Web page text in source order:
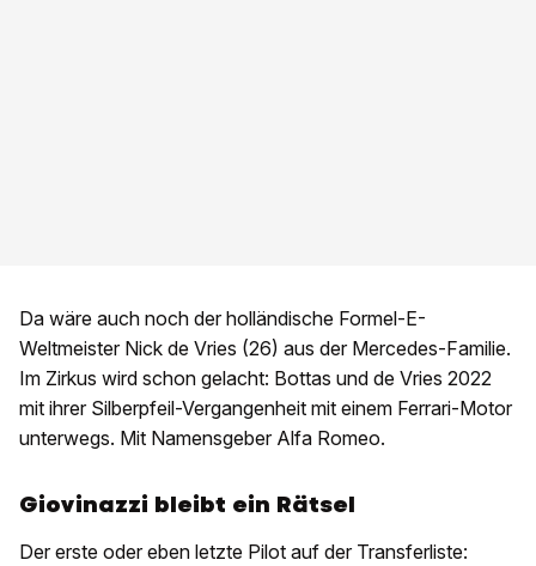
Da wäre auch noch der holländische Formel-E-
Weltmeister Nick de Vries (26) aus der Mercedes-Familie.
Im Zirkus wird schon gelacht: Bottas und de Vries 2022
mit ihrer Silberpfeil-Vergangenheit mit einem Ferrari-Motor
unterwegs. Mit Namensgeber Alfa Romeo.
Giovinazzi bleibt ein Rätsel
Der erste oder eben letzte Pilot auf der Transferliste: